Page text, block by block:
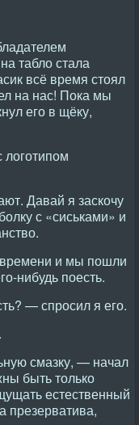
табло стала
всё время стоял
на нас! Пока мы
его в щёку,
Давай я заскочу
с «сиськами» и
времени и мы пошли
нибудь поесть.
— спросил я его.
смазку, — начал
быть только
естественный
презерватива,